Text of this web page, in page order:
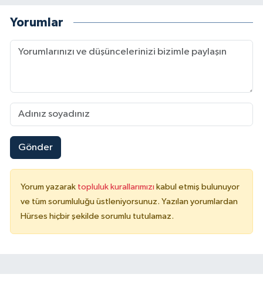
Yorumlar
Gönder
Yorum yazarak topluluk kurallarımızı kabul etmiş bulunuyor
ve tüm sorumluluğu üstleniyorsunuz. Yazılan yorumlardan
Hürses hiçbir şekilde sorumlu tutulamaz.